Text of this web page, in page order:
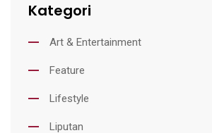
Kategori
Art & Entertainment
Feature
Lifestyle
Liputan